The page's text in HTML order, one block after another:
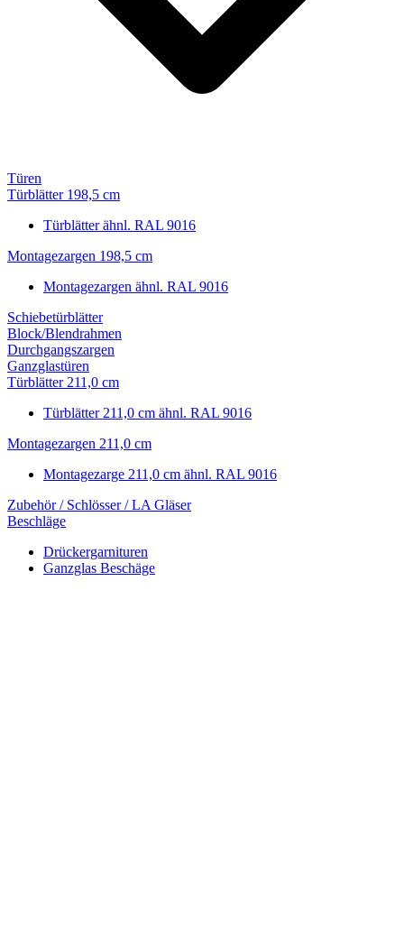
Türen
Türblätter 198,5 cm
Türblätter ähnl. RAL 9016
Montagezargen 198,5 cm
Montagezargen ähnl. RAL 9016
Schiebetürblätter
Block/Blendrahmen
Durchgangszargen
Ganzglastüren
Türblätter 211,0 cm
Türblätter 211,0 cm ähnl. RAL 9016
Montagezargen 211,0 cm
Montagezarge 211,0 cm ähnl. RAL 9016
Zubehör / Schlösser / LA Gläser
Beschläge
Drückergarnituren
Ganzglas Beschäge